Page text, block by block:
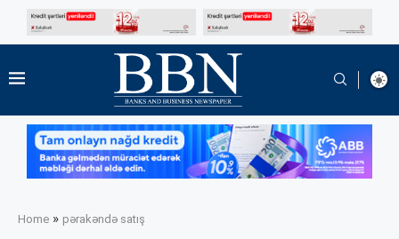
Home » pərakəndə satış